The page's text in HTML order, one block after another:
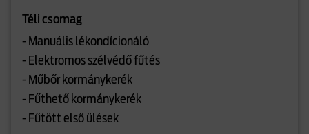
Téli csomag
- Manuális lékondícionáló
- Elektromos szélvédő fűtés
- Műbőr kormánykerék
- Fűthető kormánykerék
- Fűtött első ülések